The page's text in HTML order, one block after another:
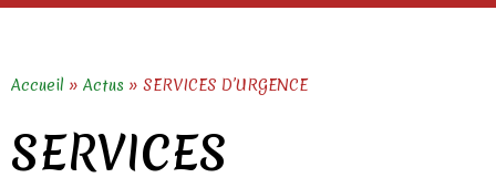
Accueil » Actus » SERVICES D’URGENCE
SERVICES